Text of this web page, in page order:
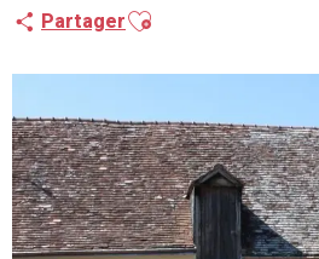
PartagerAjouter aux favoris